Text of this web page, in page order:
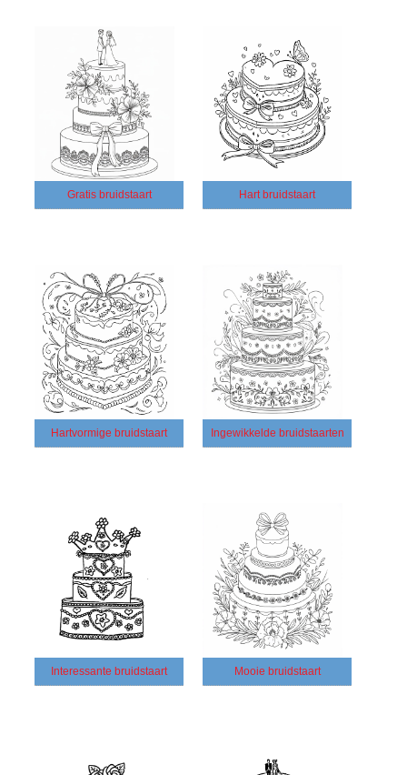
Gratis bruidstaart Hart bruidstaart
Hartvormige bruidstaart Ingewikkelde bruidstaarten
Interessante bruidstaart Mooie bruidstaart